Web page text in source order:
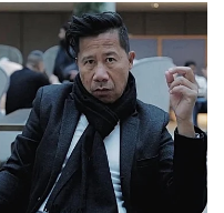
ช่างภาพคนดังกล่าว และ
งานยังมาบอกว่าพระเอก
นไล่ถึง 3 ครั้งด้วย โดย